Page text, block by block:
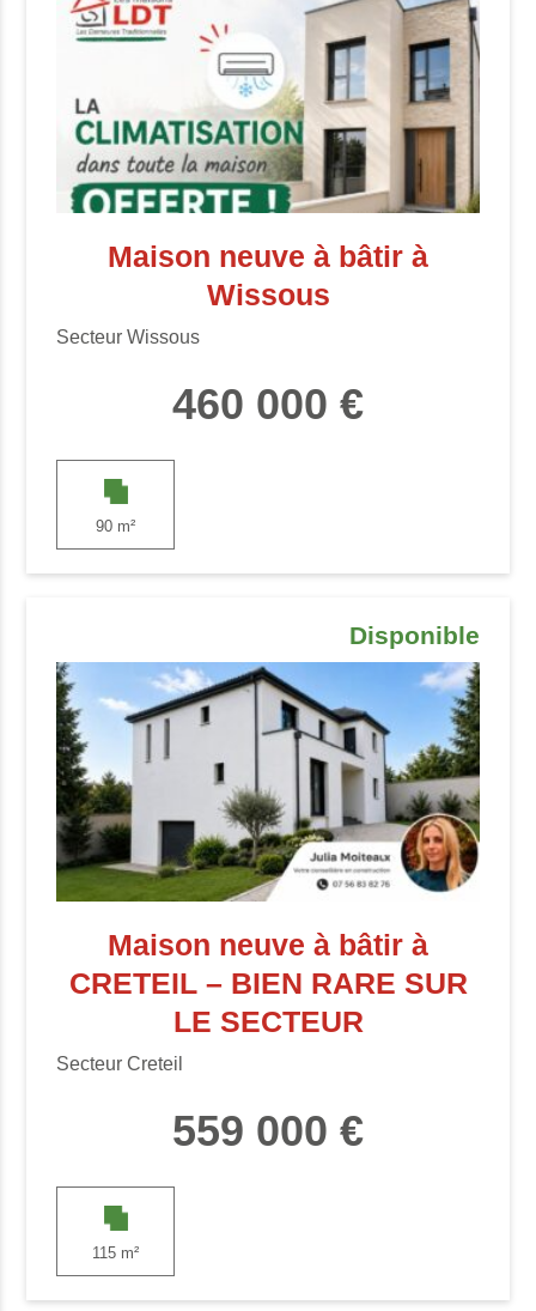
Maison neuve à bâtir à
Wissous
Secteur Wissous
460 000 €
90 m²
Disponible
Maison neuve à bâtir à
CRETEIL – BIEN RARE SUR
LE SECTEUR
Secteur Creteil
559 000 €
115 m²